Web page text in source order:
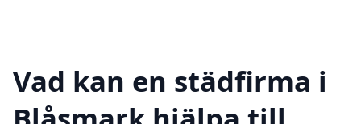
Vad kan en städfirma i